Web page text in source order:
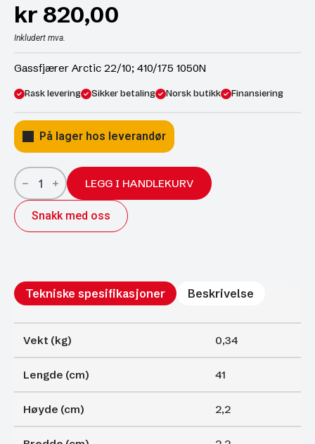
kr 820,00
Inkludert mva.
Gassfjærer Arctic 22/10; 410/175 1050N
Rask levering Sikker betaling Norsk butikk Finansiering
På lager hos leverandør
Gassfjærer
Arctic
22/10;
410/175
1050N
antall
LEGG I HANDLEKURV
Snakk med oss
Tekniske spesifikasjoner Beskrivelse
Vekt (kg) 0,34
Lengde (cm) 41
Høyde (cm) 2,2